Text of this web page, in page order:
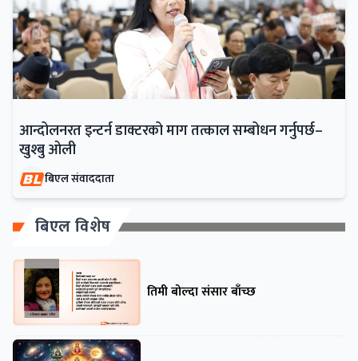
आन्दोलनरत इन्टर्न डाक्टरको माग तत्काल सम्बोधन गर्नुपर्छ–
खुश्बु ओली
बिएल संवाददाता
बिएल विशेष
तिमी बोल्दा संसार बाँच्छ